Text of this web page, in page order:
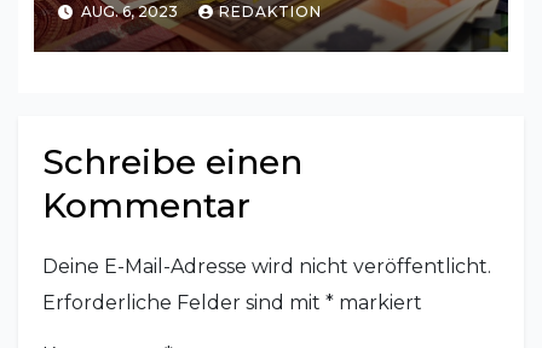
AUG. 6, 2023 REDAKTION
Schreibe einen
Kommentar
Deine E-Mail-Adresse wird nicht veröffentlicht.
Erforderliche Felder sind mit * markiert